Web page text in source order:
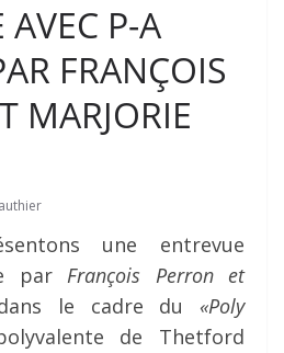
AVEC P-A
FRANÇOIS
MARJORIE
une entrevue
parFrançois Perron et
le cadre du «Poly
de Thetford